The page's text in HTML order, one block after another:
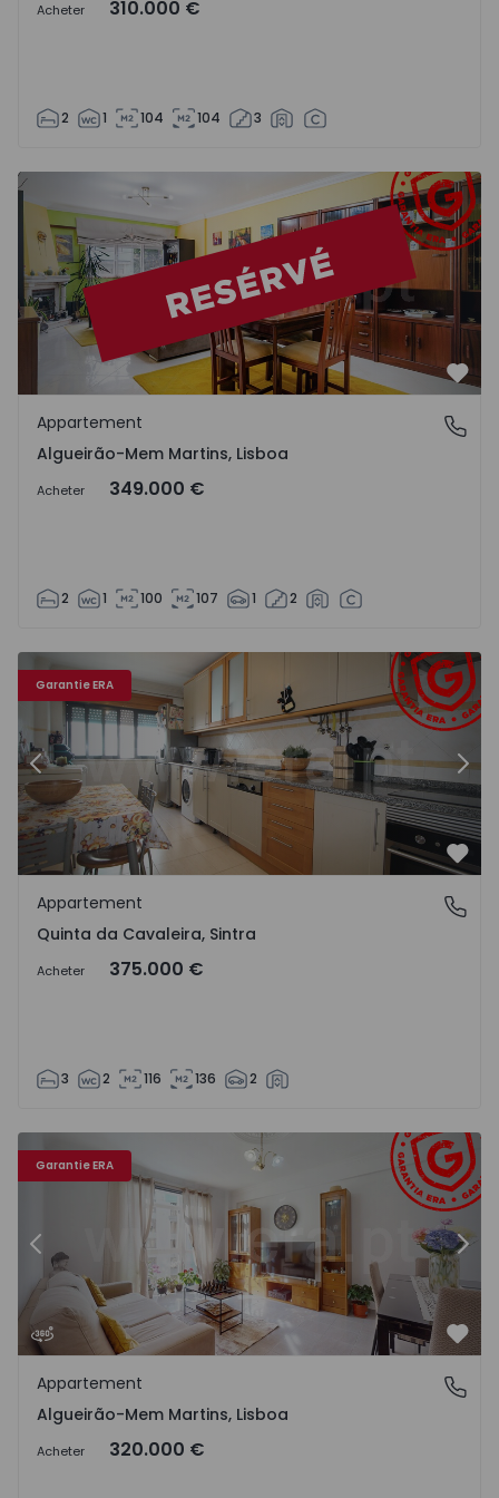
Acheter 310.000 €
2 1 104 104 3
Appartement T2 Sintra, Algueirão-Mem Martins -
Algueirão-Mem Martins, Lisboa
Appartement
Algueirão-Mem Martins, Lisboa
Acheter 349.000 €
2 1 100 107 1 2
Garantie ERA
- 35
Appartement T3 Sintra, Algueirão-Mem Martins -
Précédent
Quinta da Cavaleira, Sintra
Appartement
Quinta da Cavaleira, Sintra
Acheter 375.000 €
3 2 116 136 2
Garantie ERA
- 20
Appartement T3 Sintra, Algueirão-Mem Martins -
Précédent
Algueirão-Mem Martins, Lisboa
Appartement
Algueirão-Mem Martins, Lisboa
Acheter 320.000 €